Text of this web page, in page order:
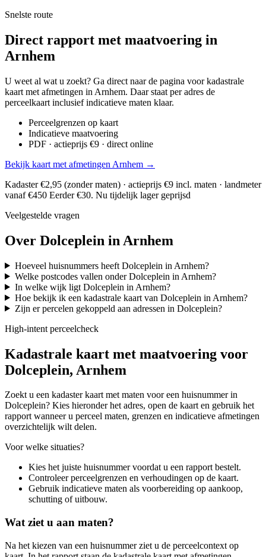
Snelste route
Direct rapport met maatvoering in
Arnhem
U weet al wat u zoekt? Ga direct naar de pagina voor kadastrale
kaart met afmetingen in Arnhem. Daar staat per adres de
perceelkaart inclusief indicatieve maten klaar.
Perceelgrenzen op kaart
Indicatieve maatvoering
PDF · actieprijs €9 · direct online
Bekijk kaart met afmetingen Arnhem →
Kadaster €2,95 (zonder maten) · actieprijs €9 incl. maten · landmeter
vanaf €450 Eerder €30. Nu tijdelijk lager geprijsd
Veelgestelde vragen
Over Dolceplein in Arnhem
Hoeveel huisnummers heeft Dolceplein in Arnhem?
Welke postcodes vallen onder Dolceplein in Arnhem?
In welke wijk ligt Dolceplein in Arnhem?
Hoe bekijk ik een kadastrale kaart van Dolceplein in Arnhem?
Zijn er percelen gekoppeld aan adressen in Dolceplein?
High-intent perceelcheck
Kadastrale kaart met maatvoering voor
Dolceplein, Arnhem
Zoekt u een kadaster kaart met maten voor een huisnummer in
Dolceplein? Kies hieronder het adres, open de kaart en gebruik het
rapport wanneer u perceel maten, grenzen en indicatieve afmetingen
overzichtelijk wilt delen.
Voor welke situaties?
Kies het juiste huisnummer voordat u een rapport bestelt.
Controleer perceelgrenzen en verhoudingen op de kaart.
Gebruik indicatieve maten als voorbereiding op aankoop,
schutting of uitbouw.
Wat ziet u aan maten?
Na het kiezen van een huisnummer ziet u de perceelcontext op